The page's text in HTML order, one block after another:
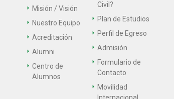
Misión / Visión
Nuestro Equipo
Acreditación
Alumni
Centro de
Alumnos
Civil?
Plan de Estudios
Perfil de Egreso
Admisión
Formulario de
Contacto
Movilidad